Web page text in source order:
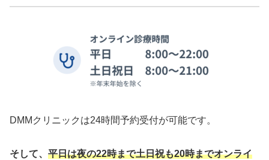
DMMクリニックは24時間予約受付が可能です。
そして、 平日は夜の22時まで土日祝も20時までオンライ